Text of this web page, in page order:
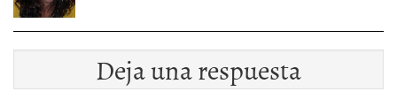
Deja una respuesta